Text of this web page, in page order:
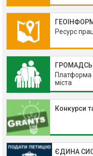
Ресурс
Платформа
міста
Конкурси
ЄДИНА